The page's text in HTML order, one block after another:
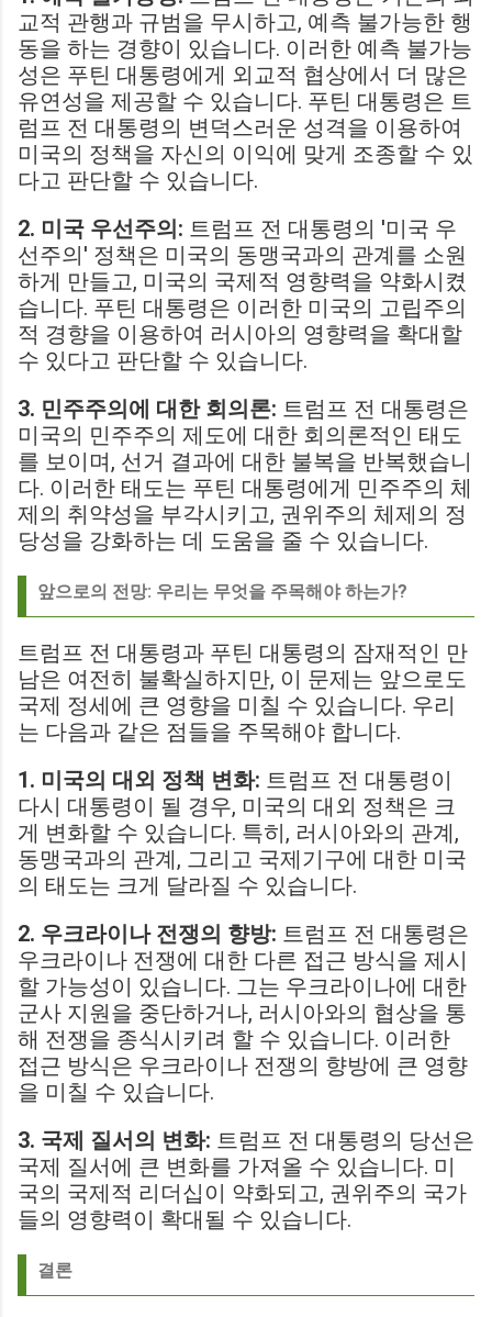
교적 관행과 규범을 무시하고, 예측 불가능한 행
동을 하는 경향이 있습니다. 이러한 예측 불가능
성은 푸틴 대통령에게 외교적 협상에서 더 많은
유연성을 제공할 수 있습니다. 푸틴 대통령은 트
럼프 전 대통령의 변덕스러운 성격을 이용하여
미국의 정책을 자신의 이익에 맞게 조종할 수 있
다고 판단할 수 있습니다.
2. 미국 우선주의: 트럼프 전 대통령의 '미국 우
선주의' 정책은 미국의 동맹국과의 관계를 소원
하게 만들고, 미국의 국제적 영향력을 약화시켰
습니다. 푸틴 대통령은 이러한 미국의 고립주의
적 경향을 이용하여 러시아의 영향력을 확대할
수 있다고 판단할 수 있습니다.
3. 민주주의에 대한 회의론: 트럼프 전 대통령은
미국의 민주주의 제도에 대한 회의론적인 태도
를 보이며, 선거 결과에 대한 불복을 반복했습니
다. 이러한 태도는 푸틴 대통령에게 민주주의 체
제의 취약성을 부각시키고, 권위주의 체제의 정
당성을 강화하는 데 도움을 줄 수 있습니다.
앞으로의 전망: 우리는 무엇을 주목해야 하는가?
트럼프 전 대통령과 푸틴 대통령의 잠재적인 만
남은 여전히 불확실하지만, 이 문제는 앞으로도
국제 정세에 큰 영향을 미칠 수 있습니다. 우리
는 다음과 같은 점들을 주목해야 합니다.
1. 미국의 대외 정책 변화: 트럼프 전 대통령이
다시 대통령이 될 경우, 미국의 대외 정책은 크
게 변화할 수 있습니다. 특히, 러시아와의 관계,
동맹국과의 관계, 그리고 국제기구에 대한 미국
의 태도는 크게 달라질 수 있습니다.
2. 우크라이나 전쟁의 향방: 트럼프 전 대통령은
우크라이나 전쟁에 대한 다른 접근 방식을 제시
할 가능성이 있습니다. 그는 우크라이나에 대한
군사 지원을 중단하거나, 러시아와의 협상을 통
해 전쟁을 종식시키려 할 수 있습니다. 이러한
접근 방식은 우크라이나 전쟁의 향방에 큰 영향
을 미칠 수 있습니다.
3. 국제 질서의 변화: 트럼프 전 대통령의 당선은
국제 질서에 큰 변화를 가져올 수 있습니다. 미
국의 국제적 리더십이 약화되고, 권위주의 국가
들의 영향력이 확대될 수 있습니다.
결론